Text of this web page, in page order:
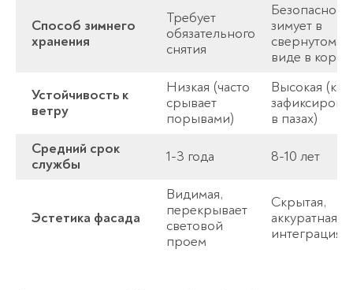
Способ зимнего
хранения
Требует
обязательного
снятия
Безопасно
зимует в
свернутом
виде в
Устойчивость к
ветру
Низкая (часто
срывает
порывами)
Высокая
в пазах)
Средний срок
службы
1-3 года 8-10 лет
Эстетика фасада
Видимая,
перекрывает
световой
проем
Скрытая,
аккуратная
интеграция